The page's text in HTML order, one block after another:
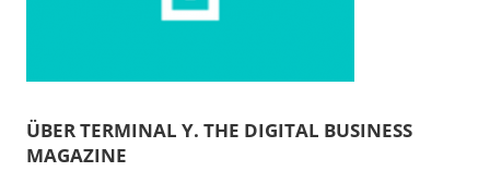
ÜBER TERMINAL Y. THE DIGITAL BUSINESS
MAGAZINE